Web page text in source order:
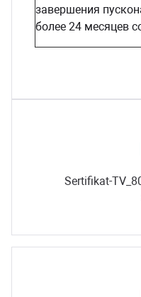
завершения
более 24 месяцев
Sertifikat-